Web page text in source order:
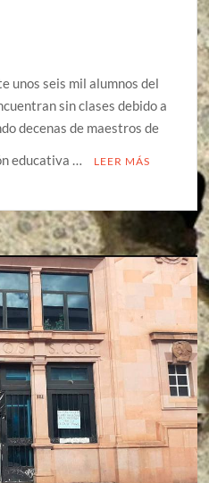
unos seis mil alumnos del
sin clases debido a
decenas de maestros de
educativa …
LEER MÁS